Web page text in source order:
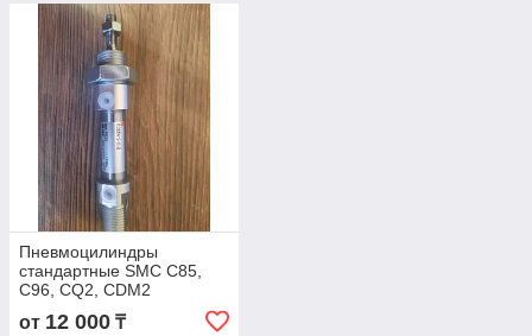
Пневмоцилиндры
стандартные SMC C85,
C96, CQ2, CDM2
от 12 000 ₸